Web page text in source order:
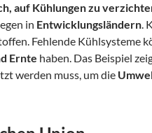
auf Kühlungen zu
in Entwicklungsländern.
Fehlende Kühlsysteme
Ernte haben. Das Beispiel
werden muss, um die